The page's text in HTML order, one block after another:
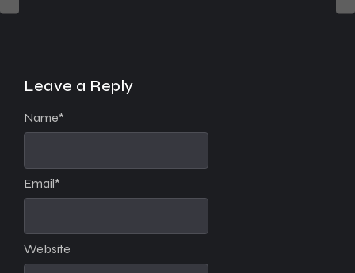
Leave a Reply
Name*
Email*
Website